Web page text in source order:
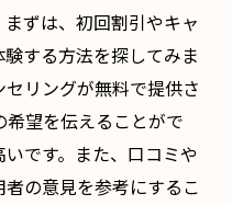
ずは、初回割引やキャ
する方法を探してみま
リングが無料で提供さ
望を伝えることがで
です。また、口コミや
の意見を参考にするこ